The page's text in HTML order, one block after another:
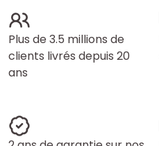
Plus de 3.5 millions de
clients livrés depuis 20
ans